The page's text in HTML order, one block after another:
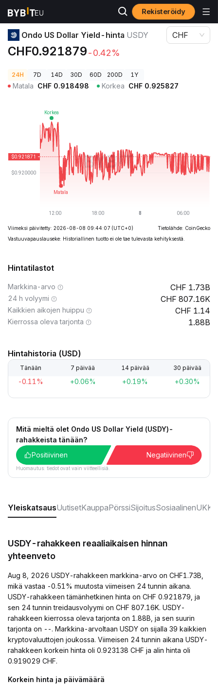
Rekisteröidy
Kryptohinnat Ondo US Dollar Yield-hinta USDY
Ondo US Dollar Yield-hinta USDY
CHF0.921879-0.42%
CHF
24H 7D 14D 30D 60D 200D 1Y
Matala CHF 0.918498 Korkea CHF 0.925827
Viimeksi päivitetty: 2026-08-08 09:44:07 (UTC+0)
Tietolähde: CoinGecko
Vastuuvapauslauseke: Historiallinen tuotto ei ole tae tulevasta kehityksestä.
Hintatilastot
Markkina-arvo 1.73B
24 h volyymi 807.16K
Kaikkien aikojen huippu 1.14
Kierrossa oleva tarjonta 1.88B
Hintahistoria (USD)
Tänään 7 päivää 14 päivää 30 päivää
-0.11% +0.06% +0.19% +0.30%
Mitä mieltä olet Ondo US Dollar Yield (USDY)-
rahakkeista tänään?
Positiivinen
Negatiivinen
Huomautus: tiedot ovat vain viitteellisiä.
YleiskatsausUutisetKauppaPörssiSijoitusSosiaalinenUKK:t
USDY-rahakkeen reaaliaikaisen hinnan
yhteenveto
Aug 8, 2026 USDY-rahakkeen markkina-arvo on CHF1.73B,
mikä vastaa -0.51% muutosta viimeisen 24 tunnin aikana.
USDY-rahakkeen tämänhetkinen hinta on CHF 0.921879, ja
sen 24 tunnin treidausvolyymi on CHF 807.16K. USDY-
rahakkeen kierrossa oleva tarjonta on 1.88B, ja sen suurin
tarjonta on --. Markkina-arvoltaan USDY on sijalla 39 kaikkien
kryptovaluuttojen joukossa. Viimeisen 24 tunnin aikana USDY-
rahakkeen korkein hinta oli 0.923138 CHF ja alin hinta oli
0.919029 CHF.
Korkein hinta ja päivämäärä